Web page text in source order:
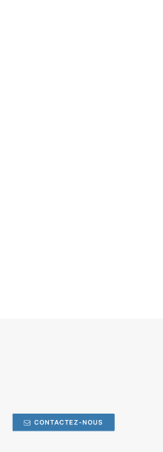
CONTACTEZ-NOUS